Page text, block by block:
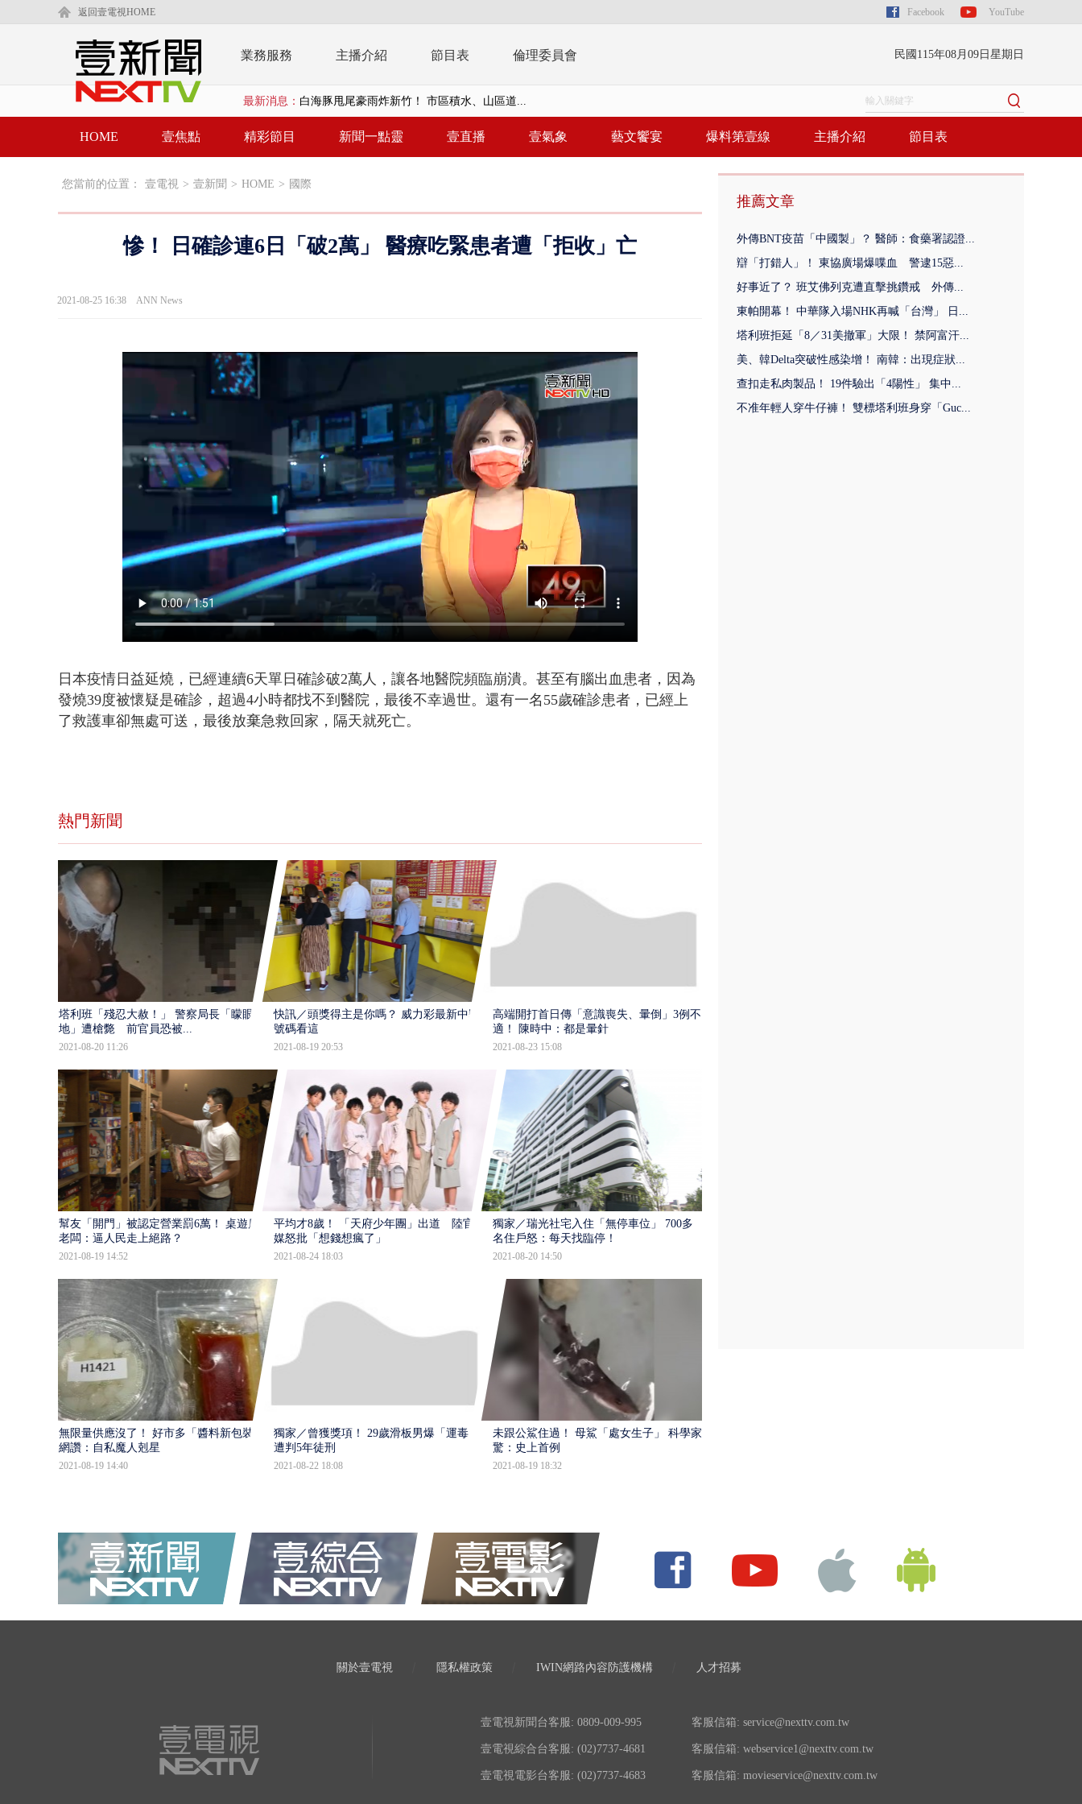
返回壹電視HOME Facebook YouTube
業務服務 主播介紹 節目表 倫理委員會 民國115年08月09日星期日
最新消息： 白海豚甩尾豪雨炸新竹！ 市區積水、山區道...
白海豚沒放假惹怨 蔣萬安挨轟稱「沒發陸警...
颱風亂金門航班！ 候補返台等一整夜 翁暴...
HOME 壹焦點 精彩節目 新聞一點靈 壹直播 壹氣象 藝文饗宴 爆料第壹線 主播介紹 節目表
您當前的位置： 壹電視 > 壹新聞 > HOME > 國際
慘！ 日確診連6日「破2萬」 醫療吃緊患者遭「拒收」亡
2021-08-25 16:38 ANN News
日本疫情日益延燒，已經連續6天單日確診破2萬人，讓各地醫院頻臨崩潰。甚至有腦出血患者，因為
發燒39度被懷疑是確診，超過4小時都找不到醫院，最後不幸過世。還有一名55歲確診患者，已經上
了救護車卻無處可送，最後放棄急救回家，隔天就死亡。
熱門新聞
塔利班「殘忍大赦！」 警察局長「矇眼跪
地」遭槍斃 前官員恐被...
2021-08-20 11:26
快訊／頭獎得主是你嗎？ 威力彩最新中獎
號碼看這
2021-08-19 20:53
高端開打首日傳「意識喪失、暈倒」3例不
適！ 陳時中：都是暈針
2021-08-23 15:08
幫友「開門」被認定營業罰6萬！ 桌遊店
老闆：逼人民走上絕路？
2021-08-19 14:52
平均才8歲！ 「天府少年團」出道 陸官
媒怒批「想錢想瘋了」
2021-08-24 18:03
獨家／瑞光社宅入住「無停車位」 700多
名住戶怒：每天找臨停！
2021-08-20 14:50
無限量供應沒了！ 好市多「醬料新包裝」
網讚：自私魔人剋星
2021-08-19 14:40
獨家／曾獲獎項！ 29歲滑板男爆「運毒」
遭判5年徒刑
2021-08-22 18:08
未跟公鯊住過！ 母鯊「處女生子」 科學家
驚：史上首例
2021-08-19 18:32
推薦文章
外傳BNT疫苗「中國製」？ 醫師：食藥署認證...
辯「打錯人」！ 東協廣場爆喋血 警逮15惡...
好事近了？ 班艾佛列克遭直擊挑鑽戒 外傳...
東帕開幕！ 中華隊入場NHK再喊「台灣」 日...
塔利班拒延「8／31美撤軍」大限！ 禁阿富汗...
美、韓Delta突破性感染增！ 南韓：出現症狀...
查扣走私肉製品！ 19件驗出「4陽性」 集中...
不准年輕人穿牛仔褲！ 雙標塔利班身穿「Guc...
關於壹電視 隱私權政策 IWIN網路內容防護機構 人才招募
壹電視新聞台客服: 0809-009-995 客服信箱: service@nexttv.com.tw
壹電視綜合台客服: (02)7737-4681 客服信箱: webservice1@nexttv.com.tw
壹電視電影台客服: (02)7737-4683 客服信箱: movieservice@nexttv.com.tw